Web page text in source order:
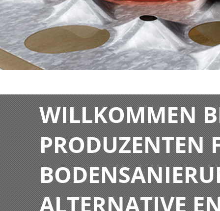
WILLKOMMEN
PRODUZENTEN
ALTERNATIVE